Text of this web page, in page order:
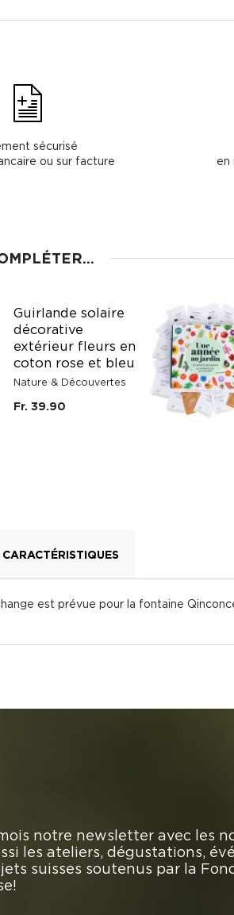
sécurisé
ou sur facture
en
Guirlande solaire
décorative
extérieur fleurs en
coton rose et bleu
Nature & Découvertes
Fr. 39.90
CARACTÉRISTIQUES
est prévue pour la fontaine
notre newsletter avec les
les ateliers, dégustations,
suisses soutenus par la